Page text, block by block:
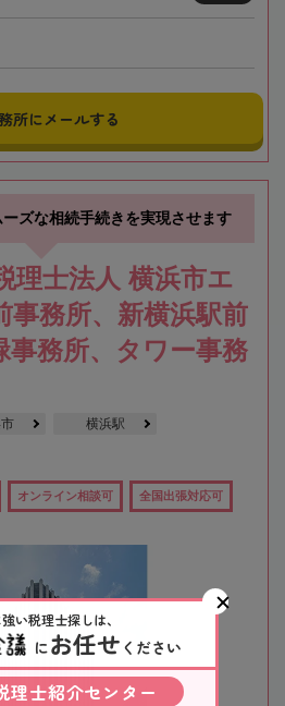
所にメールする
ーズな相続手続きを実現させます
理士法人 横浜市エ
事務所、新横浜駅前
事務所、タワー事務
横浜駅
オンライン相談可 全国出張対応可
い税理士探しは、
にお任せ ください
理士紹介センター